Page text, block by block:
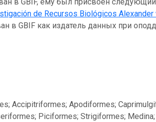
de Recursos Biológicos Alexander
в GBIF как издатель данных при
Accipitriformes; Apodiformes;
Piciformes; Strigiformes; Medina;